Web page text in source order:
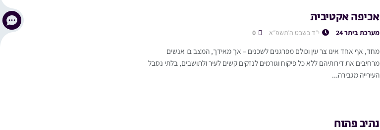
אכיפה אקטיבית
מערכת ביתר 24 י״ד בשבט ה׳תשפ״א
מחד, אף אחד אינו צר עין וכולם מפרגנים לשכנים – אך מאידך, המצב בו אנשים
מרחיבים את דירותיהם ללא כל פיקוח וגורמים לנזקים קשים לעיר ולתושבים, בלתי נסבל
העירייה מגבירה...
נתיב פתוח